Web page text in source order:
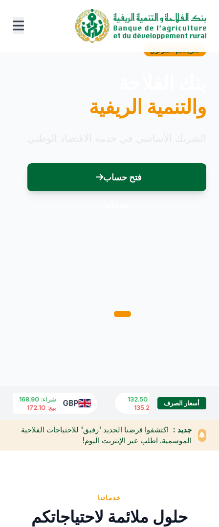
والتنمية الريفية
فتح حساب
أسعار الصرفUSD شراء:
132.50
بيع:
135.20
GBP شراء:
168.90
بيع:
172.10
جديد : اكتشفوا قرضنا الجديد 'رفيق' للاحتياجات الفلاحية
الموسمية. اطلب عبر الإنترنت اليوم!
خدماتنا
حلول ملائمة لاحتياجاتكم